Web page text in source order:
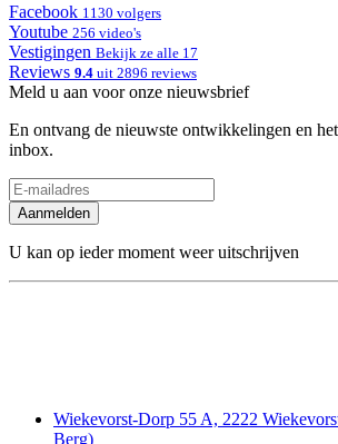
Facebook 1130 volgers
Youtube 256 video's
Vestigingen Bekijk ze alle 17
Reviews 9.4 uit 2896 reviews
Meld u aan voor onze nieuwsbrief
En ontvang de nieuwste ontwikkelingen en
inbox.
Aanmelden
U kan op ieder moment weer uitschrijven
Wiekevorst-Dorp 55 A, 2222
Berg)